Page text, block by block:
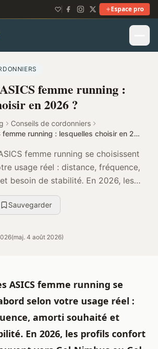
Espace pro
femme running :
en 2026 ?
Conseils de cordonniers
Chaussures ASICS femme running : lesquelles choisir en 2026 ?
femme running se choisissent
usage réel : distance, fréquence,
besoin de stabilité. En 2026, les
souvent vers Ge...
Sauvegarder
(maj. 4 août 2026)
ASICS femme running se
selon votre usage réel :
amorti souhaité et
En 2026, les profils confort